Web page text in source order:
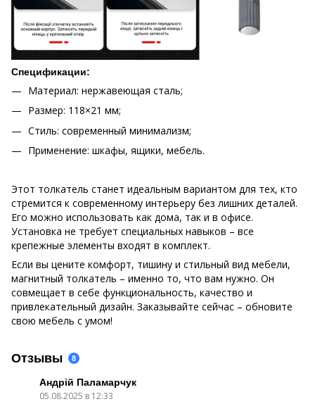
Спецификации:
Материал: нержавеющая сталь;
Размер: 118×21 мм;
Стиль: современный минимализм;
Применение: шкафы, ящики, мебель.
Этот толкатель станет идеальным вариантом для тех, кто
стремится к современному интерьеру без лишних деталей.
Его можно использовать как дома, так и в офисе.
Установка не требует специальных навыков – все
крепежные элементы входят в комплект.
Если вы цените комфорт, тишину и стильный вид мебели,
магнитный толкатель – именно то, что вам нужно. Он
совмещает в себе функциональность, качество и
привлекательный дизайн. Заказывайте сейчас – обновите
свою мебель с умом!
Отзывы 8
Андрій Паламарчук
05.08.2025 в 12:33